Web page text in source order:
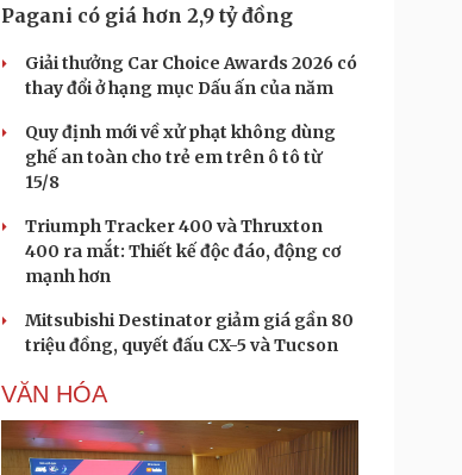
Pagani có giá hơn 2,9 tỷ đồng
Giải thưởng Car Choice Awards 2026 có
thay đổi ở hạng mục Dấu ấn của năm
Quy định mới về xử phạt không dùng
ghế an toàn cho trẻ em trên ô tô từ
15/8
Triumph Tracker 400 và Thruxton
400 ra mắt: Thiết kế độc đáo, động cơ
mạnh hơn
Mitsubishi Destinator giảm giá gần 80
triệu đồng, quyết đấu CX-5 và Tucson
VĂN HÓA